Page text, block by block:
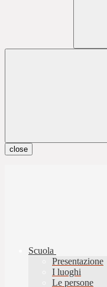
close
Scuola
Presentazione
I luoghi
Le persone